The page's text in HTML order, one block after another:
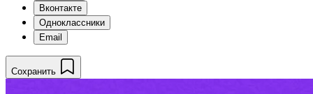
Вконтакте
Одноклассники
Email
Сохранить